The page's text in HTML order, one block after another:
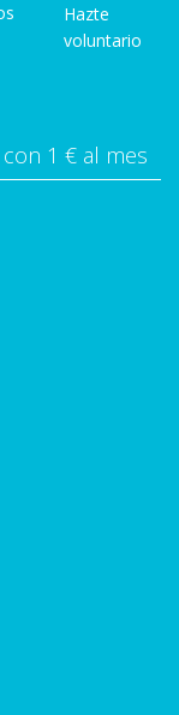
Hazte
voluntario
1 € al mes